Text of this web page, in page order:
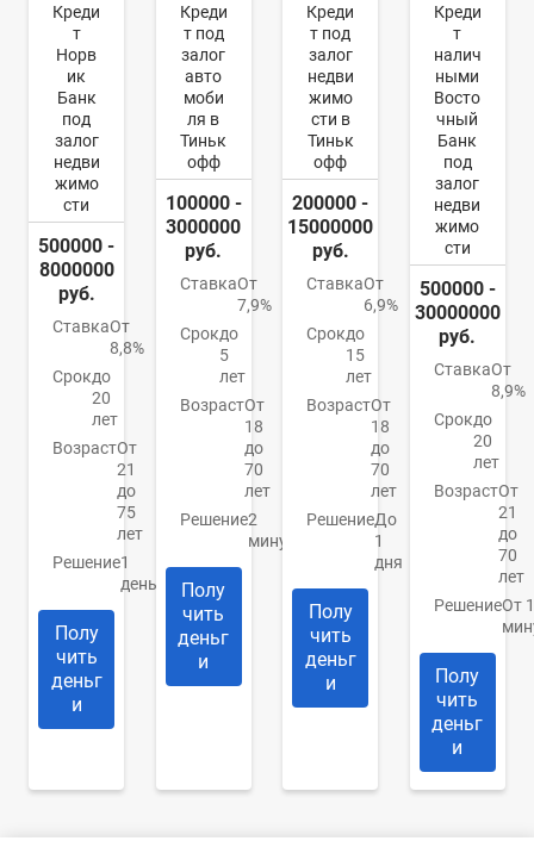
Креди
т
Норв
ик
Банк
под
залог
недви
жимо
сти
500000 -
8000000
руб.
СтавкаОт
8,8%
Срокдо
20
лет
ВозрастОт
21
до
75
лет
Решение1
день
Полу
чить
деньг
и
Креди
т под
залог
авто
моби
ля в
Тиньк
офф
100000 -
3000000
руб.
СтавкаОт
7,9%
Срокдо
5
лет
ВозрастОт
18
до
70
лет
Решение2
минуты
Полу
чить
деньг
и
Креди
т под
залог
недви
жимо
сти в
Тиньк
офф
200000 -
15000000
руб.
СтавкаОт
6,9%
Срокдо
15
лет
ВозрастОт
18
до
70
лет
РешениеДо
1
дня
Полу
чить
деньг
и
Креди
т
налич
ными
Восто
чный
Банк
под
залог
недви
жимо
сти
500000 -
30000000
руб.
СтавкаОт
8,9%
Срокдо
20
лет
ВозрастОт
21
до
70
лет
РешениеОт
Полу
чить
деньг
и